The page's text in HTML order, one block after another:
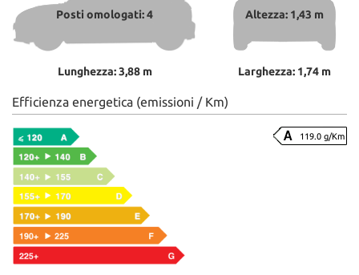
Posti omologati: 4
Lunghezza: 3,88 m
Altezza: 1,43 m
Larghezza: 1,74 m
Efficienza energetica (emissioni / Km)
119.0 g/Km